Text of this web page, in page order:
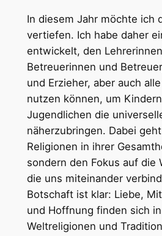
In diesem Jahr möchte ich
vertiefen. Ich habe daher
entwickelt, den
Betreuerinnen und
und Erzieher, aber auch
nutzen können, um
Jugendlichen die
näherzubringen. Dabei
Religionen in ihrer
sondern den Fokus auf die
die uns miteinander
Botschaft ist klar: Liebe,
und Hoffnung finden sich
Weltreligionen und